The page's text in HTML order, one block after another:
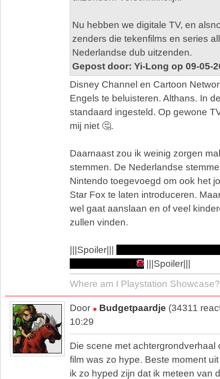
Nu hebben we digitale TV, en
zenders die tekenfilms en series
Nederlandse dub uitzenden.
Gepost door: Yi-Long op 09-05-
Disney Channel en Cartoon
Engels te beluisteren. Althans. In
standaard ingesteld. Op gewone
mij niet 🤔.
Daarnaast zou ik weinig zorgen
stemmen. De Nederlandse
Nintendo toegevoegd om ook het
Star Fox te laten introduceren.
wel gaat aanslaan en of veel
zullen vinden.
|||Spoiler|||
|||Spoiler|||
Where am I Playstation
Door Budgetpaardje (34311
10:29
Die scene met achtergrondverhaal
film was zo hype. Beste moment
ik zo hyped zijn dat ik meteen van